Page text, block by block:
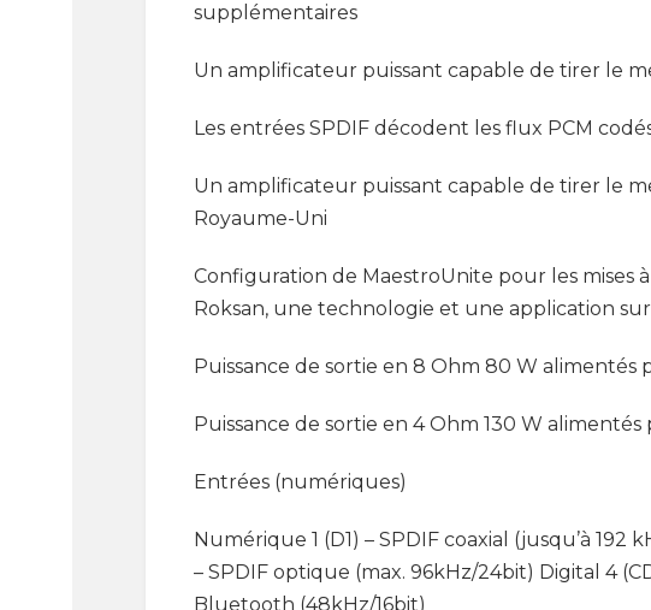
supplémentaires
Un amplificateur puissant capable de tirer le
Les entrées SPDIF décodent les flux PCM
Un amplificateur puissant capable de tirer le
Royaume-Uni
Configuration de MaestroUnite pour les mises
Roksan, une technologie et une application
Puissance de sortie en 8 Ohm 80 W alimentés
Puissance de sortie en 4 Ohm 130 W
Entrées (numériques)
Numérique 1 (D1) – SPDIF coaxial (jusqu’à
– SPDIF optique (max. 96kHz/24bit) Digital 4
Bluetooth (48kHz/16bit)